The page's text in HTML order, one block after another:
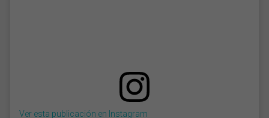
Ver esta publicación en Instagram